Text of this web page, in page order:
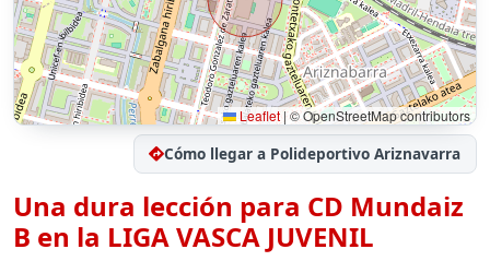
Leaflet | © OpenStreetMap contributors
Cómo llegar a Polideportivo Ariznavarra
Una dura lección para CD Mundaiz
B en la LIGA VASCA JUVENIL